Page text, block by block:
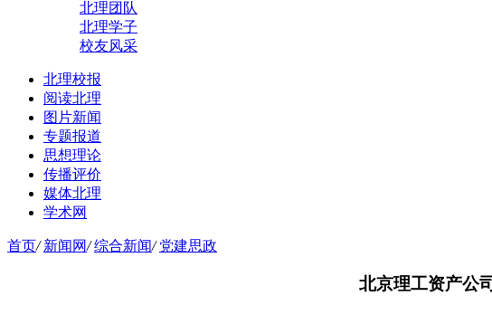
北理团队
北理学子
校友风采
北理校报
阅读北理
图片新闻
专题报道
思想理论
传播评价
媒体北理
学术网
首页/ 新闻网/ 综合新闻/ 党建思政
北京理工资产公